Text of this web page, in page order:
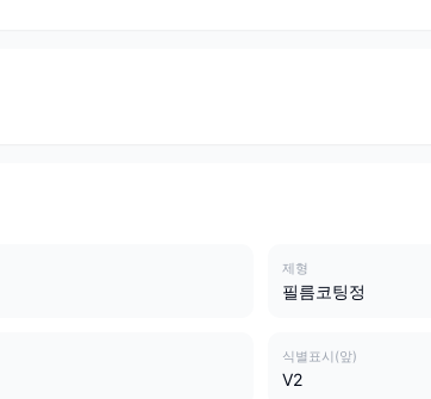
제형
필름코팅정
식별표시(앞)
V2